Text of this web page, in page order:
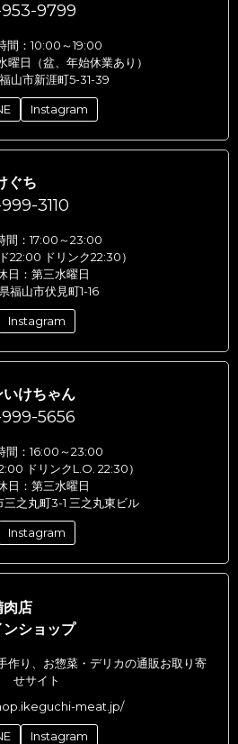
9799
間：10:00～19:00
曜日（盆、年始休業あり）
山市新涯町5-31-39
Instagram
ぐち
3110
間：17:00～23:00
22:00 ドリンク22:30）
日：第三水曜日
福山市伏見町1-16
Instagram
けちゃん
5656
間：16:00～23:00
ドリンクL.O. 22:30）
日：第三水曜日
三之丸町3-1 三之丸東ビル
Instagram
肉店
ショップ
作り、お惣菜・デリカの通販お取り寄
せサイト
meat.jp/
Instagram